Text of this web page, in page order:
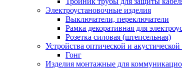
Электроустановочные изделия
Выключатели, переключатели
Рамка декоративная для
Розетка силовая (штепсельная)
Устройства оптической и
Гонг
Изделия монтажные для